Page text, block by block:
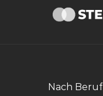
Nach Beruf